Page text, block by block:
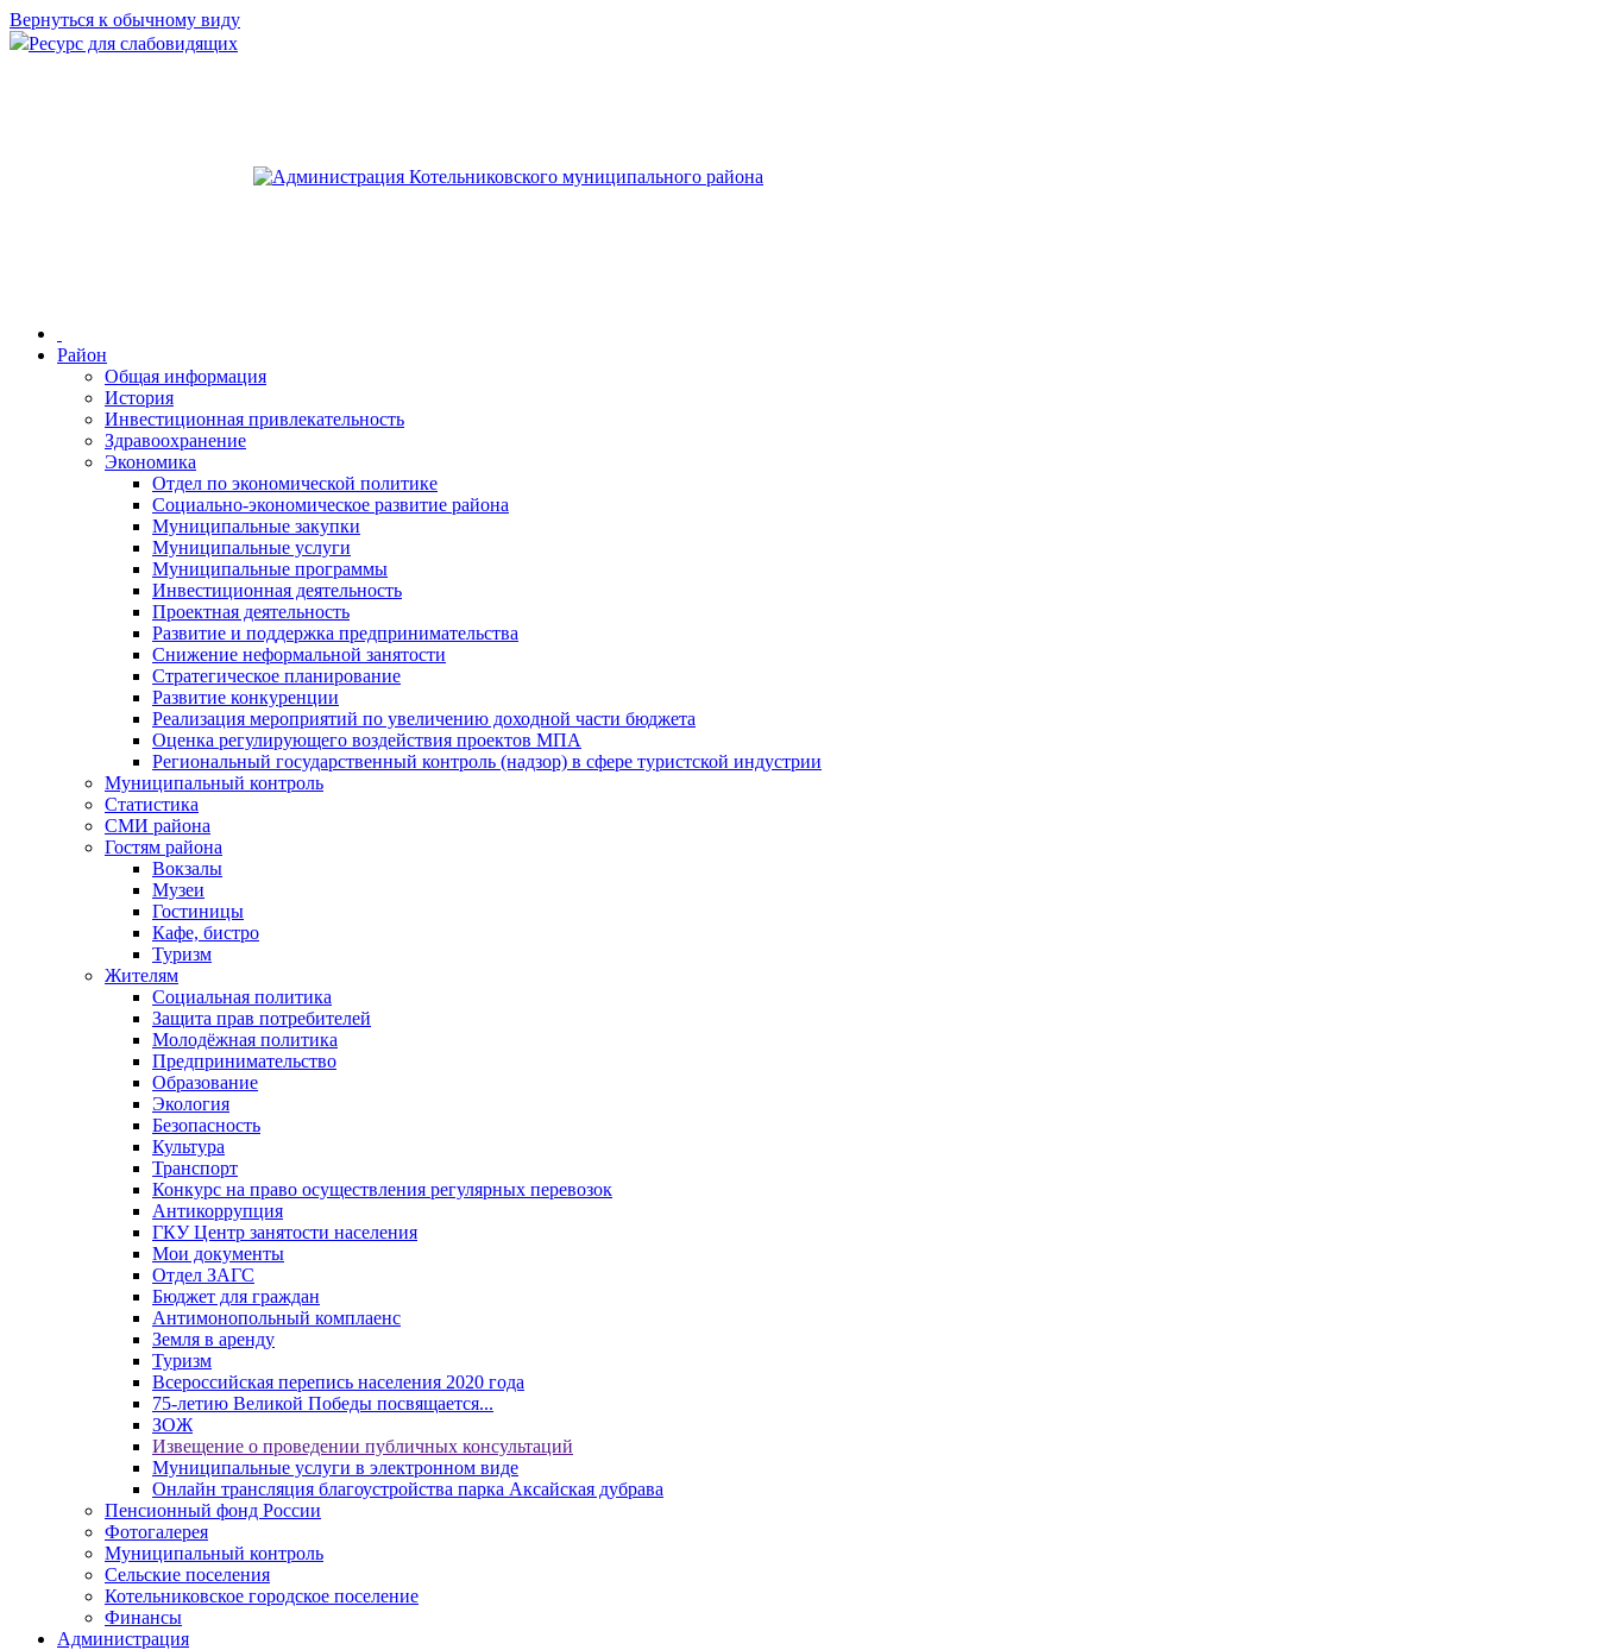
Вернуться к обычному виду
Ресурс для слабовидящих
Район
Общая информация
История
Инвестиционная привлекательность
Здравоохранение
Экономика
Отдел по экономической политике
Социально-экономическое развитие района
Муниципальные закупки
Муниципальные услуги
Муниципальные программы
Инвестиционная деятельность
Проектная деятельность
Развитие и поддержка предпринимательства
Снижение неформальной занятости
Стратегическое планирование
Развитие конкуренции
Реализация мероприятий по увеличению доходной части бюджета
Оценка регулирующего воздействия проектов МПА
Региональный государственный контроль (надзор) в сфере туристской индустрии
Муниципальный контроль
Статистика
СМИ района
Гостям района
Вокзалы
Музеи
Гостиницы
Кафе, бистро
Туризм
Жителям
Социальная политика
Защита прав потребителей
Молодёжная политика
Предпринимательство
Образование
Экология
Безопасность
Культура
Транспорт
Конкурс на право осуществления регулярных перевозок
Антикоррупция
ГКУ Центр занятости населения
Мои документы
Отдел ЗАГС
Бюджет для граждан
Антимонопольный комплаенс
Земля в аренду
Туризм
Всероссийская перепись населения 2020 года
75-летию Великой Победы посвящается...
ЗОЖ
Извещение о проведении публичных консультаций
Муниципальные услуги в электронном виде
Онлайн трансляция благоустройства парка Аксайская дубрава
Пенсионный фонд России
Фотогалерея
Муниципальный контроль
Сельские поселения
Котельниковское городское поселение
Финансы
Администрация